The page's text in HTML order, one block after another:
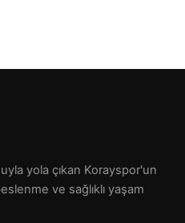
yola çıkan Korayspor'un
ve sağlıklı yaşam